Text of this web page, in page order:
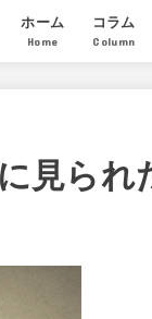
ホーム
Home
コラム
Column
見られ